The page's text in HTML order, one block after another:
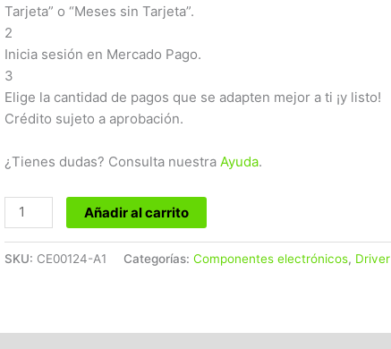
Tarjeta” o “Meses sin Tarjeta”.
2
Inicia sesión en Mercado Pago.
3
Elige la cantidad de pagos que se adapten mejor a ti ¡y listo!
Crédito sujeto a aprobación.
¿Tienes dudas? Consulta nuestra Ayuda.
Añadir al carrito
SKU: CE00124-A1 Categorías: Componentes electrónicos, Driver